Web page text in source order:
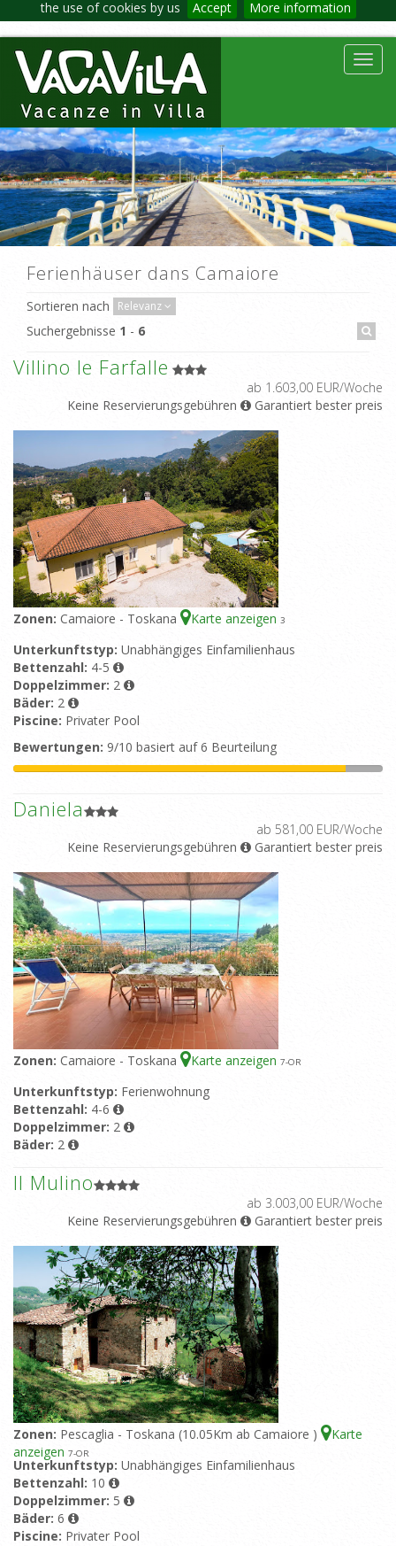
the use of cookies by us Accept More information
Ferienhäuser dans Camaiore
Sortieren nach Relevanz
Suchergebnisse 1 - 6
Villino le Farfalle
ab 1.603,00 EUR/Woche
Keine Reservierungsgebühren
Garantiert bester preis
Zonen: Camaiore - Toskana Karte anzeigen 3
Unterkunftstyp: Unabhängiges Einfamilienhaus
Bettenzahl: 4-5
Doppelzimmer: 2
Bäder: 2
Piscine: Privater Pool
Bewertungen: 9/10 basiert auf 6 Beurteilung
Daniela
ab 581,00 EUR/Woche
Keine Reservierungsgebühren
Garantiert bester preis
Zonen: Camaiore - Toskana Karte anzeigen 7-OR
Unterkunftstyp: Ferienwohnung
Bettenzahl: 4-6
Doppelzimmer: 2
Bäder: 2
Il Mulino
ab 3.003,00 EUR/Woche
Keine Reservierungsgebühren
Garantiert bester preis
Zonen: Pescaglia - Toskana (10.05Km ab Camaiore )
Karte
anzeigen 7-OR
Unterkunftstyp: Unabhängiges Einfamilienhaus
Bettenzahl: 10
Doppelzimmer: 5
Bäder: 6
Piscine: Privater Pool